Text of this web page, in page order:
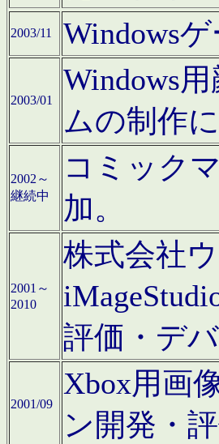
2003/11 Windows
2003/01
Windows
ムの制作
2002～
継続中
コミック
加。
2001～
2010
株式会社
評価・デ
2001/09
Xbox用画
ン開発・